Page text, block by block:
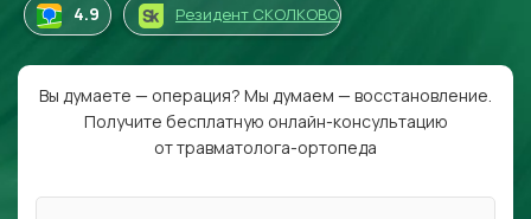
4.9 Резидент СКОЛКОВО
Вы думаете — операция? Мы думаем — восстановление.
Получите бесплатную онлайн-консультацию
от травматолога-ортопеда